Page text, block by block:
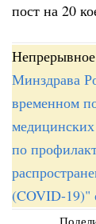
пост на 20
Минздрава
временном
по
(COVID-19)"